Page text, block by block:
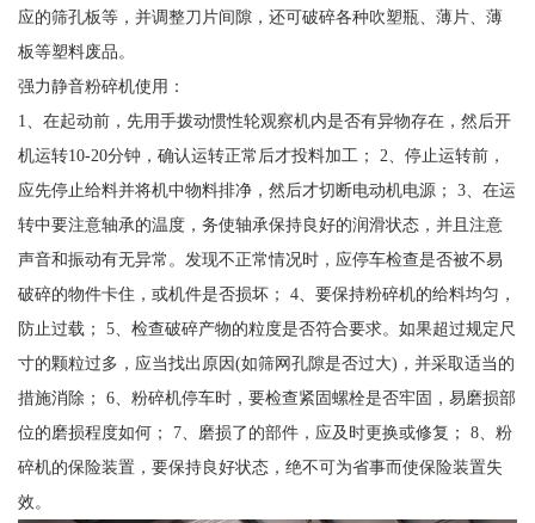
应的筛孔板等，并调整刀片间隙，还可破碎各种吹塑瓶、薄片、薄
板等塑料废品。
强力静音粉碎机使用：
1、在起动前，先用手拨动惯性轮观察机内是否有异物存在，然后开
机运转10-20分钟，确认运转正常后才投料加工； 2、停止运转前，
应先停止给料并将机中物料排净，然后才切断电动机电源； 3、在运
转中要注意轴承的温度，务使轴承保持良好的润滑状态，并且注意
声音和振动有无异常。发现不正常情况时，应停车检查是否被不易
破碎的物件卡住，或机件是否损坏； 4、要保持粉碎机的给料均匀，
防止过载； 5、检查破碎产物的粒度是否符合要求。如果超过规定尺
寸的颗粒过多，应当找出原因(如筛网孔隙是否过大)，并采取适当的
措施消除； 6、粉碎机停车时，要检查紧固螺栓是否牢固，易磨损部
位的磨损程度如何； 7、磨损了的部件，应及时更换或修复； 8、粉
碎机的保险装置，要保持良好状态，绝不可为省事而使保险装置失
效。